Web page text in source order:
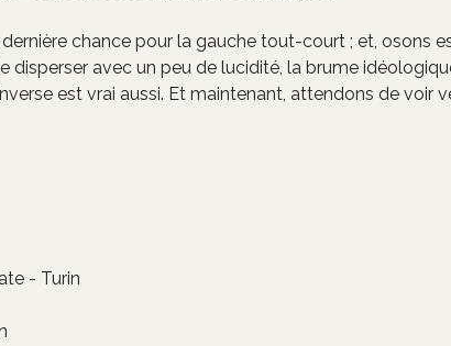
chance pour la gauche tout-court ; et, osons
disperser avec un peu de lucidité, la brume
est vrai aussi. Et maintenant, attendons de voir
- Turin